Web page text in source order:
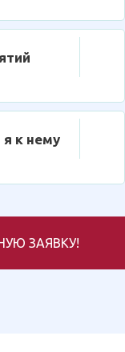
я к нему
ЗАЯВКУ!